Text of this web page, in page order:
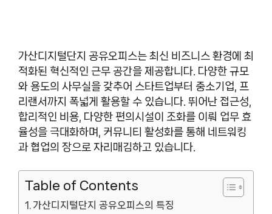
가산디지털단지 공유오피스는 최신 비즈니스 환경에 최
적화된 혁신적인 근무 공간을 제공합니다. 다양한 규모
와 용도의 사무실을 갖추어 스타트업부터 중소기업, 프
리랜서까지 폭넓게 활용할 수 있습니다. 뛰어난 접근성,
합리적인 비용, 다양한 편의시설이 조화를 이뤄 업무 효
율성을 극대화하며, 커뮤니티 활성화를 통해 네트워킹
과 협업의 장으로 자리매김하고 있습니다.
Table of Contents
가산디지털단지 공유오피스의 특징